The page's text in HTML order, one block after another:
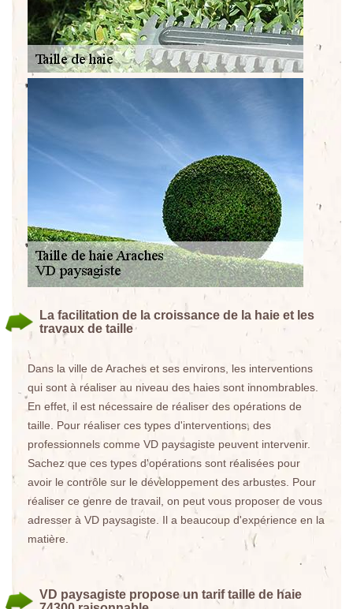
La facilitation de la croissance de la haie et les
travaux de taille
Dans la ville de Araches et ses environs, les interventions
qui sont à réaliser au niveau des haies sont innombrables.
En effet, il est nécessaire de réaliser des opérations de
taille. Pour réaliser ces types d'interventions, des
professionnels comme VD paysagiste peuvent intervenir.
Sachez que ces types d'opérations sont réalisées pour
avoir le contrôle sur le développement des arbustes. Pour
réaliser ce genre de travail, on peut vous proposer de vous
adresser à VD paysagiste. Il a beaucoup d'expérience en la
matière.
VD paysagiste propose un tarif taille de haie